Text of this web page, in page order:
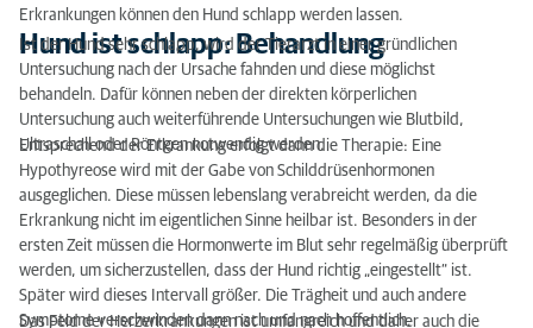
Erkrankungen können den Hund schlapp werden lassen.
Hund ist schlapp: Behandlung
Ist der Hund sehr schlapp, wird der Tierarzt in einer gründlichen
Untersuchung nach der Ursache fahnden und diese möglichst
behandeln. Dafür können neben der direkten körperlichen
Untersuchung auch weiterführende Untersuchungen wie Blutbild,
Ultraschall oder Röntgen notwendig werden.
Entsprechend der Erkrankung erfolgt dann die Therapie: Eine
Hypothyreose wird mit der Gabe von Schilddrüsenhormonen
ausgeglichen. Diese müssen lebenslang verabreicht werden, da die
Erkrankung nicht im eigentlichen Sinne heilbar ist. Besonders in der
ersten Zeit müssen die Hormonwerte im Blut sehr regelmäßig überprüft
werden, um sicherzustellen, dass der Hund richtig „eingestellt“ ist.
Später wird dieses Intervall größer. Die Trägheit und auch andere
Symptome verschwinden dann nach und nach hoffentlich.
Das Feld der Herzerkrankungen ist umfangreich und daher auch die